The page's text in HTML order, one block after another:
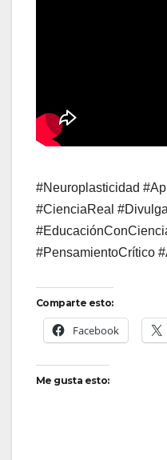
#Neuroplasticidad
#CienciaReal
#PensamientoCrítico
Comparte esto:
Facebook
Me gusta esto: